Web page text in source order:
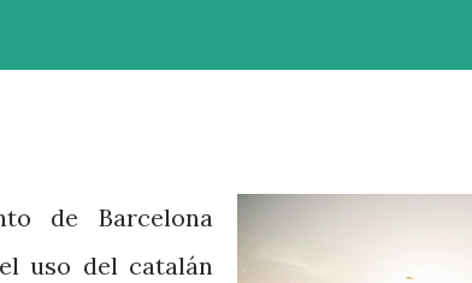
de Barcelona
uso del catalán